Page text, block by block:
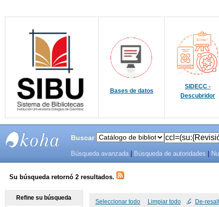
Bases de datos
SIDECC -
Descubridor
SISTEMAS
DE
Buscar
Búsqueda avanzada Búsqueda de autoridades
Su búsqueda retornó 2 resultados.
Seleccionar todo Limpiar todo De-
Refine su búsqueda